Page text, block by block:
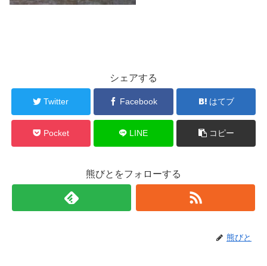
シェアする
Twitter Facebook はてブ
Pocket LINE コピー
熊びとをフォローする
熊びと